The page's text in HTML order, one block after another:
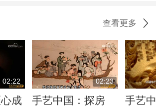
查看更多
02:22
成
02:23
手艺中国：探房
手艺